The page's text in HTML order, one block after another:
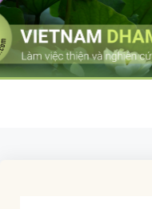
Skip
to
content